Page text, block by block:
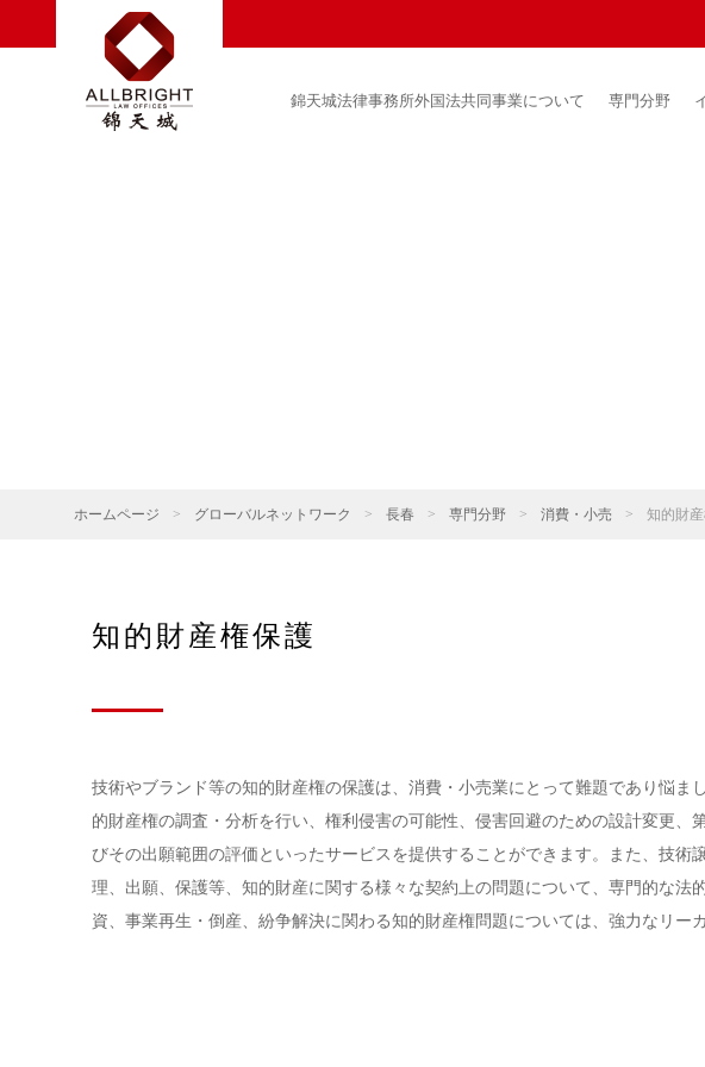
錦天城法律事務所外国法共同事業について 専門分野
ホームページ > グローバルネットワーク > 長春 > 専門分野 > 消費・小売 > 知的財
知的財産権保護
技術やブランド等の知的財産権の保護は、消費・小売業にとって難題であり悩ま
的財産権の調査・分析を行い、権利侵害の可能性、侵害回避のための設計変更、
びその出願範囲の評価といったサービスを提供することができます。また、技術
理、出願、保護等、知的財産に関する様々な契約上の問題について、専門的な
資、事業再生・倒産、紛争解決に関わる知的財産権問題については、強力なリー